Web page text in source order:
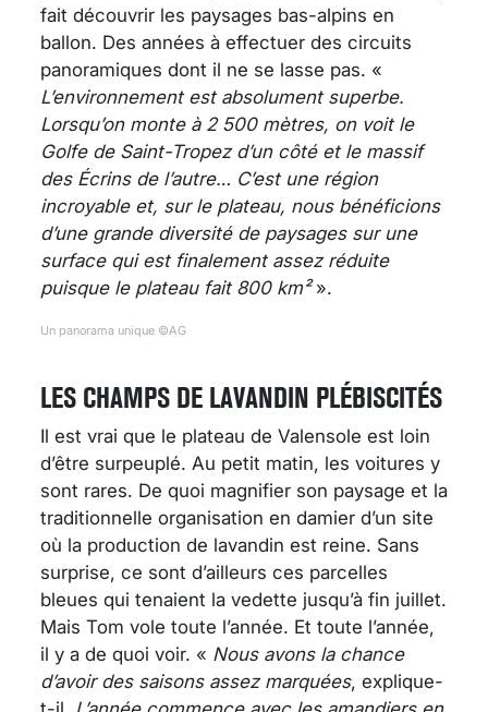
fait découvrir les paysages bas-alpins en
ballon. Des années à effectuer des circuits
panoramiques dont il ne se lasse pas. «
L’environnement est absolument superbe.
Lorsqu’on monte à 2 500 mètres, on voit le
Golfe de Saint-Tropez d’un côté et le massif
des Écrins de l’autre… C’est une région
incroyable et, sur le plateau, nous bénéficions
d’une grande diversité de paysages sur une
surface qui est finalement assez réduite
puisque le plateau fait 800 km²».
Un panorama unique ©AG
LES CHAMPS DE LAVANDIN PLÉBISCITÉS
Il est vrai que le plateau de Valensole est loin
d’être surpeuplé. Au petit matin, les voitures y
sont rares. De quoi magnifier son paysage et la
traditionnelle organisation en damier d’un site
où la production de lavandin est reine. Sans
surprise, ce sont d’ailleurs ces parcelles
bleues qui tenaient la vedette jusqu’à fin juillet.
Mais Tom vole toute l’année. Et toute l’année,
il y a de quoi voir. « Nous avons la chance
d’avoir des saisons assez marquées, explique-